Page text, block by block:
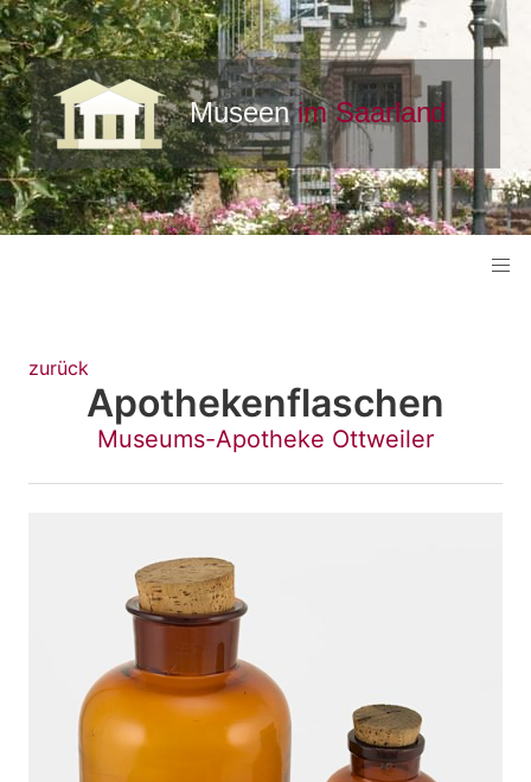
zurück
Apothekenflaschen
Museums-Apotheke Ottweiler